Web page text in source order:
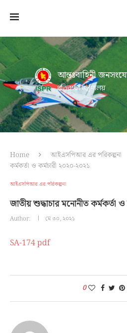
আন্তঃবাহিনী
প্রতিরক্ষা মন্ত্রণালয়
Home আইএসপিআর এর পরিকল্পনা
কর্মকর্তা ও কর্মচারী ২০২০-২০২১
আইএসপিআর এর পরিকল্পনা
জাতীয় শুদ্ধাচার মনোনীত কর্মকর্তা
Author: মে ৩০, ২০২১
SA-174 pdf
0